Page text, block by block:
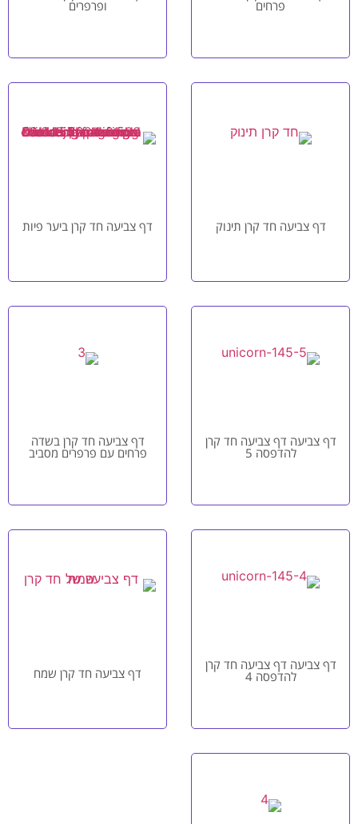
פרחים ופרפרים
דף צביעה חד קרן תינוק דף צביעה חד קרן ביער פיות
דף צביעה דף צביעה חד קרן
להדפסה 5
דף צביעה חד קרן בשדה
פרחים עם פרפרים מסביב
דף צביעה דף צביעה חד קרן
להדפסה 4 דף צביעה חד קרן שמח